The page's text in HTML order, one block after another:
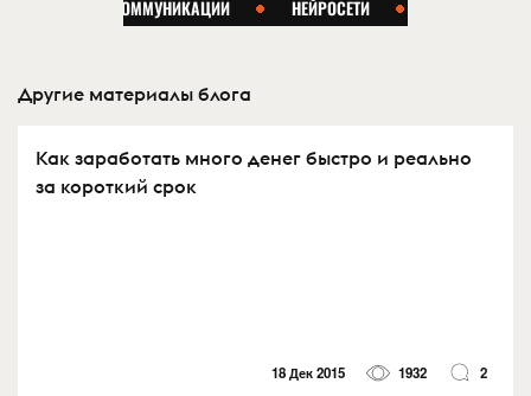
Другие материалы блога
Как заработать много денег быстро и реально
за короткий срок
18 Дек 2015 1932 2